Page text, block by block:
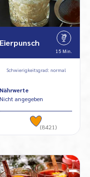
Eierpunsch
15 Min.
Schwierigkeitsgrad: normal
Nährwerte
Nicht angegeben
(8421)